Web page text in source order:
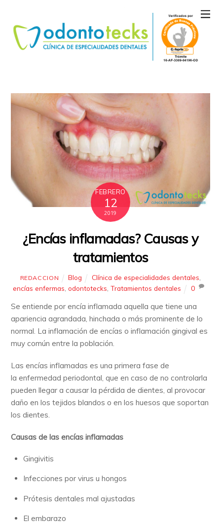
FEBRERO
12
2019
¿Encías inflamadas? Causas y
tratamientos
REDACCION Blog Clínica de especialidades dentales
encías enfermas odontotecks Tratamientos dentales 0
Se entiende por encía inflamada aquella que tiene una
apariencia agrandada, hinchada o más prominente de lo
normal. La inflamación de encías o inflamación gingival es
muy común entre la población.
Las encías inflamadas es una primera fase de
la enfermedad periodontal, que en caso de no controlarla
pueden llegar a causar la pérdida de dientes, al provocar
daño en los tejidos blandos o en los huesos que soportan
los dientes.
Causas de las encías inflamadas
Gingivitis
Infecciones por virus u hongos
Prótesis dentales mal ajustadas
El embarazo